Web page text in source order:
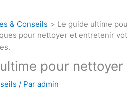
& Conseils Le guide ultime
pour
/ Par admin